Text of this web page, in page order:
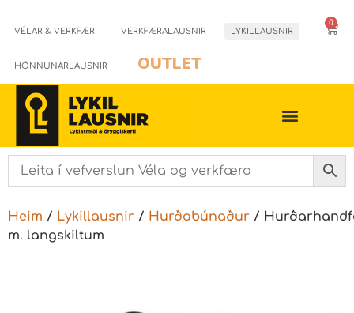
VÉLAR & VERKFÆRI VERKFÆRALAUSNIR LYKILLAUSNIR
HÖNNUNARLAUSNIR OUTLET
0
Heim / Lykillausnir / Hurðabúnaður /
m. langskiltum